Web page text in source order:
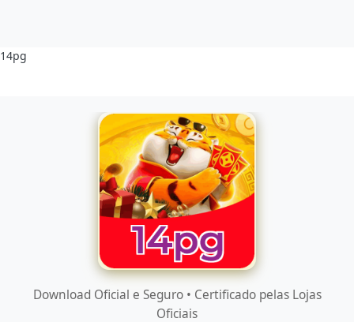
14pg
Download Oficial e Seguro • Certificado pelas Lojas
Oficiais